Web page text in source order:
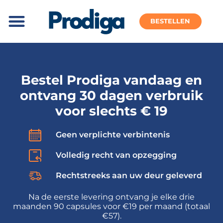
BESTELLEN
Bestel Prodiga vandaag en
ontvang 30 dagen verbruik
voor slechts € 19
Geen verplichte verbintenis
Volledig recht van opzegging
Rechtstreeks aan uw deur geleverd
Na de eerste levering ontvang je elke drie
maanden 90 capsules voor €19 per maand (totaal
€57).